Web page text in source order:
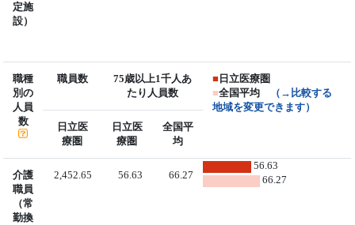
定施
設）
職種
別の
人員
数
職員数
75歳以上1千人あ
たり人員数
■ 日立医療圏
■全国平均
（→比較する
地域を変更できます）
日立医
療圏
日立医
療圏
全国平
均
介護
職員
（常
勤換
2,452.65 56.63 66.27
56.63
66.27